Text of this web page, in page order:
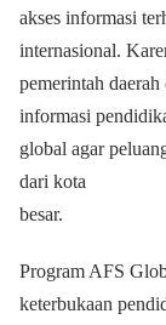
akses informasi
internasional.
pemerintah
informasi
global agar
dari kota
besar.
Program AFS
keterbukaan